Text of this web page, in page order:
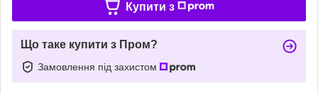
Купити з
Що таке купити з Пром?
Замовлення під захистом